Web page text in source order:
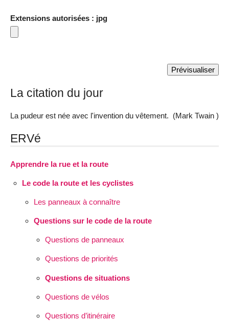
Extensions autorisées : jpg
La citation du jour
La pudeur est née avec l'invention du vêtement. (Mark Twain )
ERVé
Apprendre la rue et la route
Le code la route et les cyclistes
Les panneaux à connaître
Questions sur le code de la route
Questions de panneaux
Questions de priorités
Questions de situations
Questions de vélos
Questions d’itinéraire